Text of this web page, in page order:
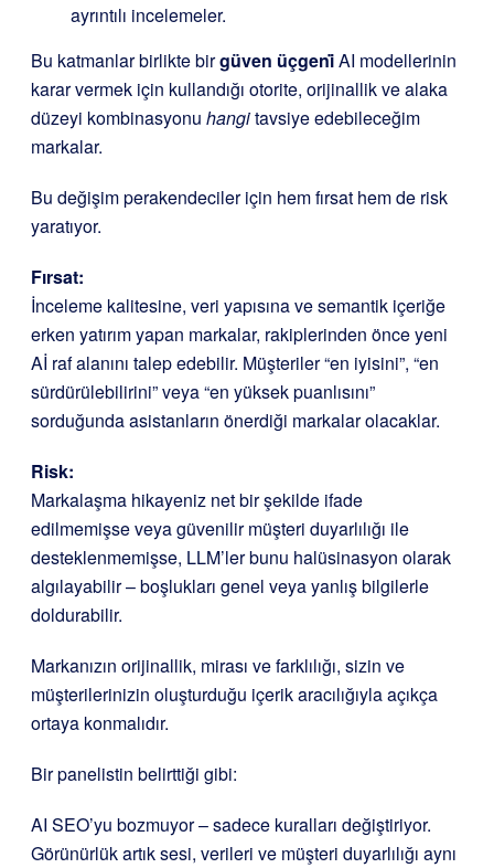
ayrıntılı incelemeler.
Bu katmanlar birlikte birgüven üçgeni̇AI modellerinin
karar vermek için kullandığı otorite, orijinallik ve alaka
düzeyi kombinasyonu hangitavsiye edebileceğim
markalar.
Bu değişim perakendeciler için hem fırsat hem de risk
yaratıyor.
Fırsat:
İnceleme kalitesine, veri yapısına ve semantik içeriğe
erken yatırım yapan markalar, rakiplerinden önce yeni
Aİ raf alanını talep edebilir. Müşteriler “en iyisini”, “en
sürdürülebilirini” veya “en yüksek puanlısını”
sorduğunda asistanların önerdiği markalar olacaklar.
Risk:
Markalaşma hikayeniz net bir şekilde ifade
edilmemişse veya güvenilir müşteri duyarlılığı ile
desteklenmemişse, LLM’ler bunu halüsinasyon olarak
algılayabilir – boşlukları genel veya yanlış bilgilerle
doldurabilir.
Markanızın orijinallik, mirası ve farklılığı, sizin ve
müşterilerinizin oluşturduğu içerik aracılığıyla açıkça
ortaya konmalıdır.
Bir panelistin belirttiği gibi:
AI SEO’yu bozmuyor – sadece kuralları değiştiriyor.
Görünürlük artık sesi, verileri ve müşteri duyarlılığı aynı